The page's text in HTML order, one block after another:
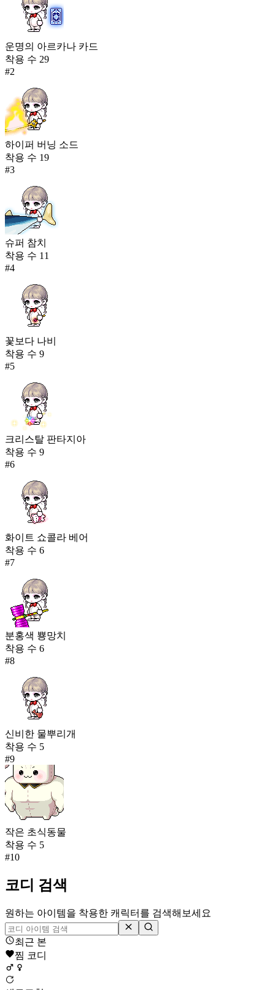
운명의 아르카나 카드
착용 수 29
#2
하이퍼 버닝 소드
착용 수 19
#3
슈퍼 참치
착용 수 11
#4
꽃보다 나비
착용 수 9
#5
크리스탈 판타지아
착용 수 9
#6
화이트 쇼콜라 베어
착용 수 6
#7
분홍색 뿅망치
착용 수 6
#8
신비한 물뿌리개
착용 수 5
#9
작은 초식동물
착용 수 5
#10
코디 검색
원하는 아이템을 착용한 캐릭터를 검색해보세요
최근 본
찜 코디